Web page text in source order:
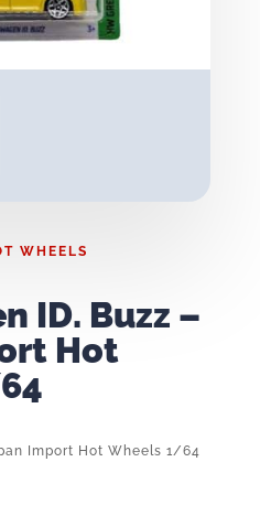
WHEELS
ID. Buzz –
Hot
Import Hot Wheels 1/64